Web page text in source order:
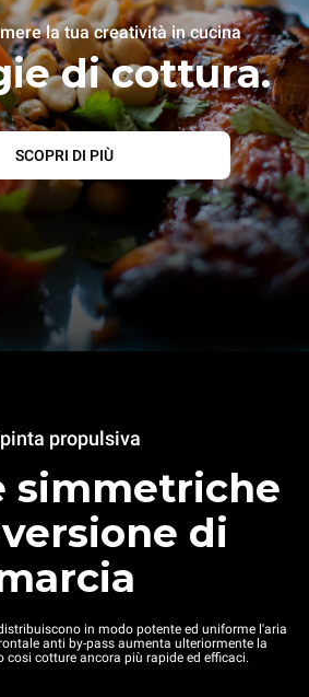
la tua creatività in cucina
di cottura.
SCOPRI DI PIÙ
propulsiva
simmetriche
di
in modo potente ed uniforme l'aria
anti by-pass aumenta ulteriormente la
cosi cotture ancora più rapide ed efficaci.